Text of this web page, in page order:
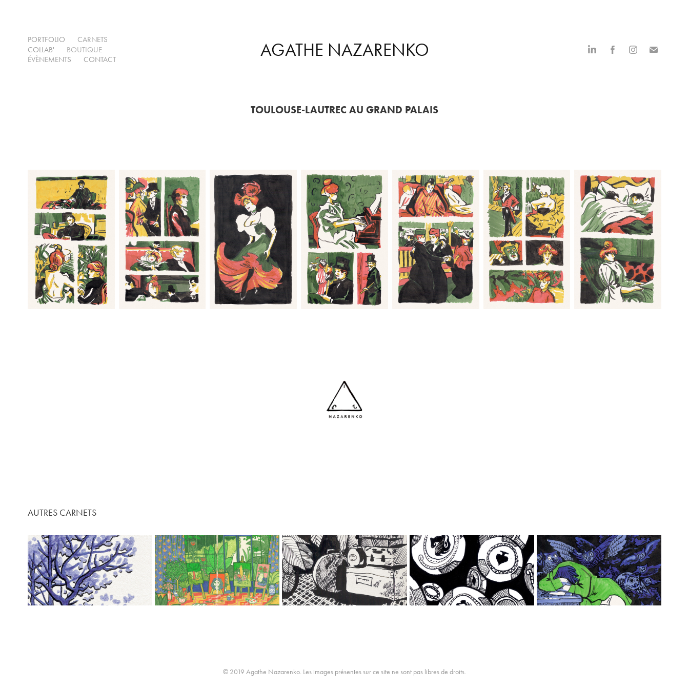
PORTFOLIO
CARNETS
COLLAB'
BOUTIQUE
ÉVÈNEMENTS
CONTACT AGATHE NAZARENKO
TOULOUSE-LAUTREC AU GRAND PALAIS
AUTRES CARNETS
ARBRES
2021
LES JARDINS D'OBÉRON
2017
LES FANTÔMES
2019
JACKPOT !
2018
VAMPIRES
2020
© 2019 Agathe Nazarenko. Les images présentes sur ce site ne sont pas libres de droits.